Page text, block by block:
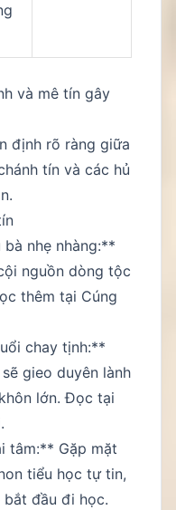
và mê tín gây
định rõ ràng giữa
tín và các hủ
nhẹ nhàng:**
nguồn dòng tộc
thêm tại Cúng
chay tịnh:**
gieo duyên lành
lớn. Đọc tại
.
tâm:** Gặp mặt
tiểu học tự tin,
bắt đầu đi học.